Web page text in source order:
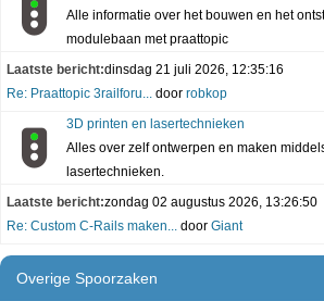
Alle informatie over het bouwen en het
modulebaan met praattopic
Laatste bericht:dinsdag 21 juli 2026, 12:35:16
Re: Praattopic 3railforu... door robkop
3D printen en lasertechnieken
Alles over zelf ontwerpen en maken
lasertechnieken.
Laatste bericht:zondag 02 augustus 2026, 13:26:50
Re: Custom C-Rails maken... door Giant
Overige Spoorzaken